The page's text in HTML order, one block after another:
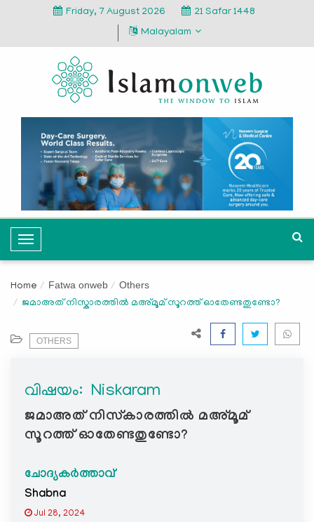
Friday, 7 August 2026
21 Safar 1448
Malayalam
T
o
g
l
i
g
a
t
o
n
Home Fatwa onweb Others
ജമാഅത് നിസ്കാരത്തിൽ മഅ്മൂമ് സൂറത്ത് ഓതേണ്ടതുണ്ടോ?
OTHERS
വിഷയം: ‍ Niskaram
ജമാഅത് നിസ്കാരത്തിൽ മഅ്മൂമ്
സൂറത്ത് ഓതേണ്ടതുണ്ടോ?
ചോദ്യകർത്താവ്
Shabna
Jul 28, 2024